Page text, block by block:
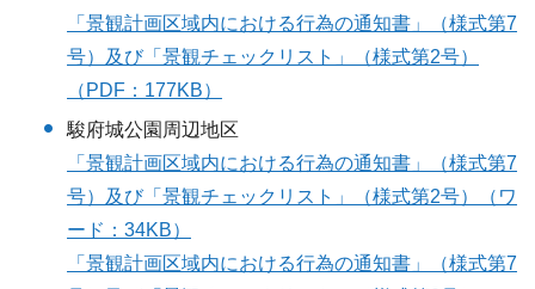
「景観計画区域内における行為の通知書」（様式第7
号）及び「景観チェックリスト」（様式第2号）
（PDF：177KB）
駿府城公園周辺地区
「景観計画区域内における行為の通知書」（様式第7
号）及び「景観チェックリスト」（様式第2号）（ワ
ード：34KB）
「景観計画区域内における行為の通知書」（様式第7